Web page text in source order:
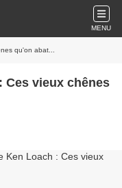
MENU
qu'on abat...
Ces vieux chênes